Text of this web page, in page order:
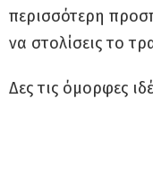
περισσότερη
να στολίσεις το
Δες τις όμορφες